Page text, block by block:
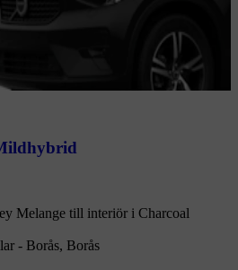
Melange till interiör i Charcoal
- Borås, Borås